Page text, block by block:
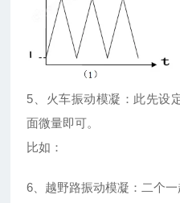
5、火车振动模凝：此先设
面微量即可。
比如：
6、越野路振动模凝：二个一